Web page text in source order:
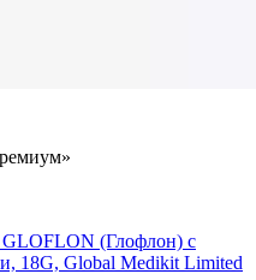
(Глофлон) с
18G, Global Medikit Limited